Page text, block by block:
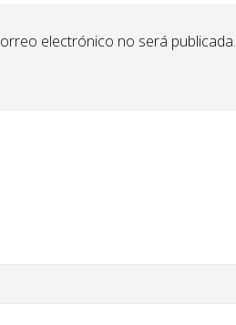
electrónico no será publicada.